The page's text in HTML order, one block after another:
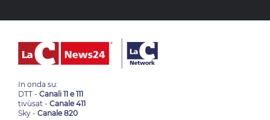
In onda su:
DTT - Canali 11 e 111
tivùsat - Canale 411
Sky - Canale 820